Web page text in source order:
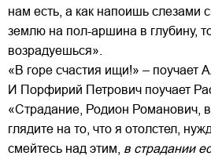
нам есть, а как напоишь слезами
землю на пол-аршина в глубину,
возрадуешься».
«В горе счастия ищи!» – поучает
И Порфирий Петрович поучает
«Страдание, Родион Романович,
глядите на то, что я отолстел,
смейтесь над этим, в страдании